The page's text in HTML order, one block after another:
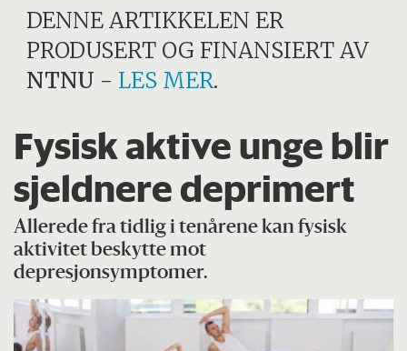
DENNE ARTIKKELEN ER
PRODUSERT OG FINANSIERT AV
NTNU - LES MER.
Fysisk aktive unge blir
sjeldnere deprimert
Allerede fra tidlig i tenårene kan fysisk
aktivitet beskytte mot
depresjonsymptomer.